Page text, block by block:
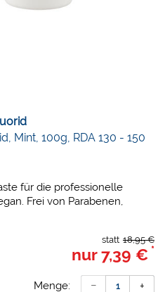
Mint, 100g, RDA 130 - 150
für die professionelle
Frei von Parabenen,
RDA-Wert von 130 bis 150.
18,95 €
statt
nur7,39 € *
Menge: